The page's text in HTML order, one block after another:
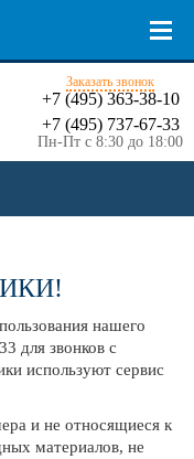
Заказать звонок
+7 (495) 363-38-10
+7 (495) 737-67-33
Пн-Пт с 8:30 до 18:00
нашего
для звонков с
используют сервис
и не относящиеся к
материалов, не